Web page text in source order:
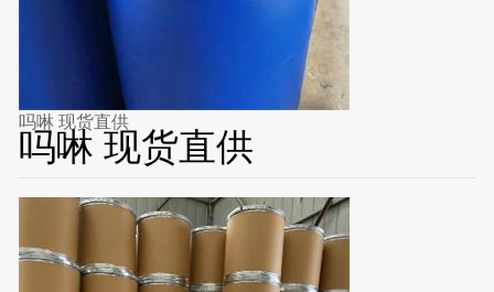
吗啉 现货直供
吗啉 现货直供